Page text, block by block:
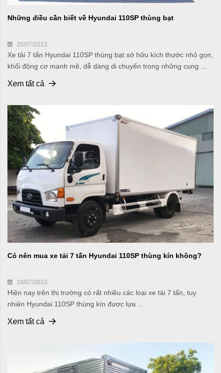
Những điều cần biết về Hyundai 110SP thùng bạt
20/07/2023
Xe tải 7 tấn Hyundai 110SP thùng bạt sở hữu kích thước nhỏ gọn,
khối động cơ mạnh mẽ, dễ dàng di chuyển trong những cung ...
Xem tất cả
Có nên mua xe tải 7 tấn Hyundai 110SP thùng kín không?
19/07/2023
Hiện nay trên thị trường có rất nhiều các loại xe tải 7 tấn, tuy
nhiên Hyundai 110SP thùng kín được lựa ...
Xem tất cả